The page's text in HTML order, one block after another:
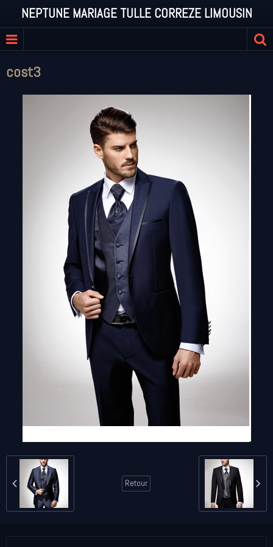
NEPTUNE MARIAGE TULLE CORREZE LIMOUSIN
cost3
Retour